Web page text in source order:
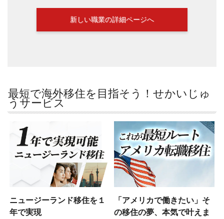
新しい職業の詳細ページへ
最短で海外移住を目指そう！せかいじゅ
うサービス
ニュージーランド移住を１
年で実現
「アメリカで働きたい」そ
の移住の夢、本気で叶えま